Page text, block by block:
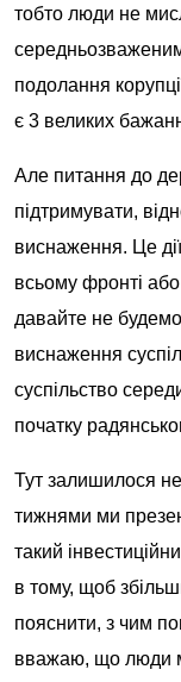
тобто люди не
подолання
є 3 великих
Але питання до
підтримувати,
виснаження. Це
всьому фронті або
давайте не
виснаження
суспільство
початку
Тут залишилося
тижнями ми
такий
в тому, щоб
пояснити, з чим
вважаю, що люди